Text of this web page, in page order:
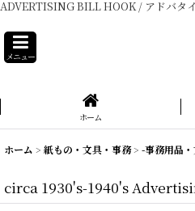
ADVERTISING BILL HOOK / アドバタ
メニュー
ホーム
ホーム > 紙もの・文具・事務> -事務用品
circa 1930's-1940's